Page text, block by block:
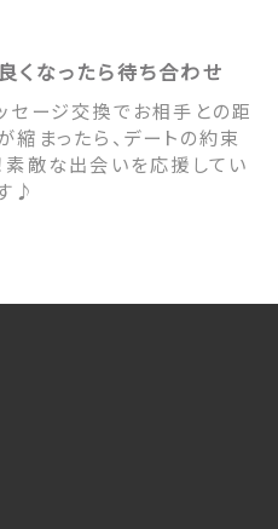
くなったら待ち合わせ
セージ交換でお相手との距
縮まったら、デートの約束
素敵な出会いを応援してい
♪